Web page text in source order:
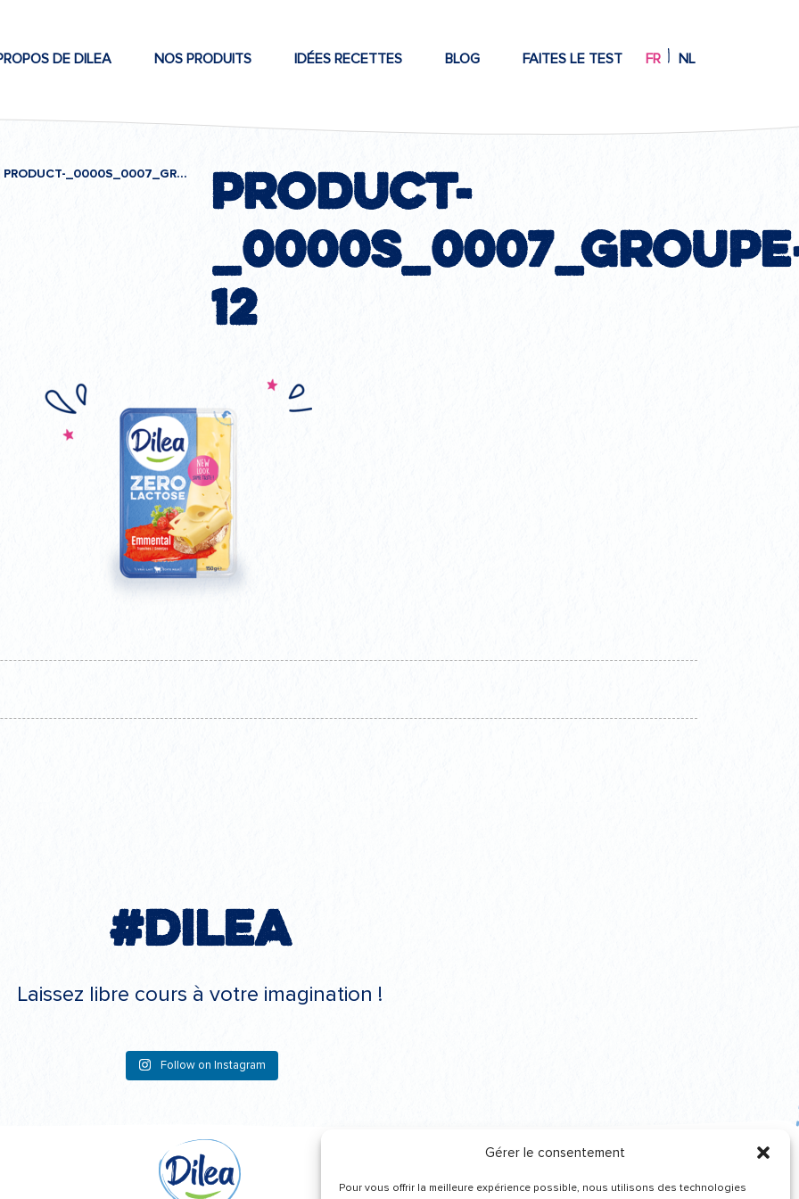
Gérer le consentement
Pour vous offrir la meilleure expérience possible, nous utilisons des technologies
DE DILEA NOS PRODUITS IDÉES RECETTES BLOG FAITES LE TEST FR NL
PRODUCT-_0000S_0007_GROUPE-12
product-
12
#Dilea
Laissez libre cours à votre imagination !
Follow on Instagram